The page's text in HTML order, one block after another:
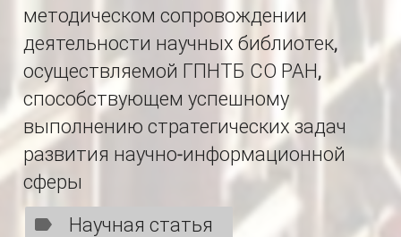
методическом сопровождении
деятельности научных библиотек,
осуществляемой ГПНТБ СО РАН,
способствующем успешному
выполнению стратегических задач
развития научно-информационной
сферы
Научная статья